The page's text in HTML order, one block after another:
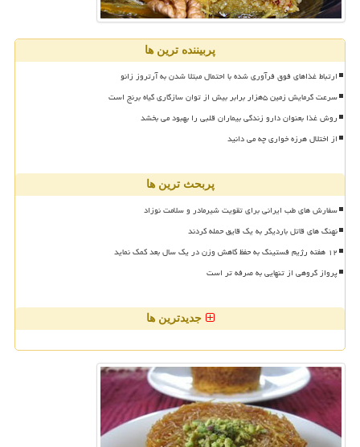
پربیننده ترین ها
ارتباط غذاهای فوق فرآوری شده با احتمال مبتلا شدن به آرتروز زانو
سرعت گرمایش زمین ۵هزار برابر بیش از توان سازگاری گیاه برنج است
روش غذا بعنوان دارو زندگی بیماران قلبی را بهبود می بخشد
از اختلال هرزه خواری چه می دانید
پربحث ترین ها
سفارش های طب ایرانی برای تقویت شیرمادر و سلامت نوزاد
نهنگ های قاتل باردیگر به یک قایق حمله کردند
۱۲ هفته رژیم فستینگ به حفظ کاهش وزن در یک سال بعد کمک نماید
پرواز گروهی از تنهایی به صرفه تر است
جدیدترین ها